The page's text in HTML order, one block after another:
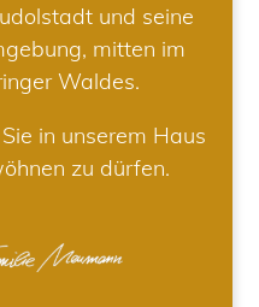
und seine
mitten im
Waldes.
in unserem Haus
zu dürfen.